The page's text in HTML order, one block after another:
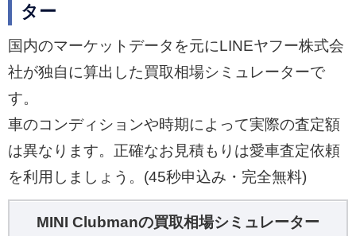
ター
国内のマーケットデータを元にLINEヤフー株式会
社が独自に算出した買取相場シミュレーターで
す。
車のコンディションや時期によって実際の査定額
は異なります。正確なお見積もりは愛車査定依頼
を利用しましょう。(45秒申込み・完全無料)
MINI Clubmanの買取相場シミュレーター